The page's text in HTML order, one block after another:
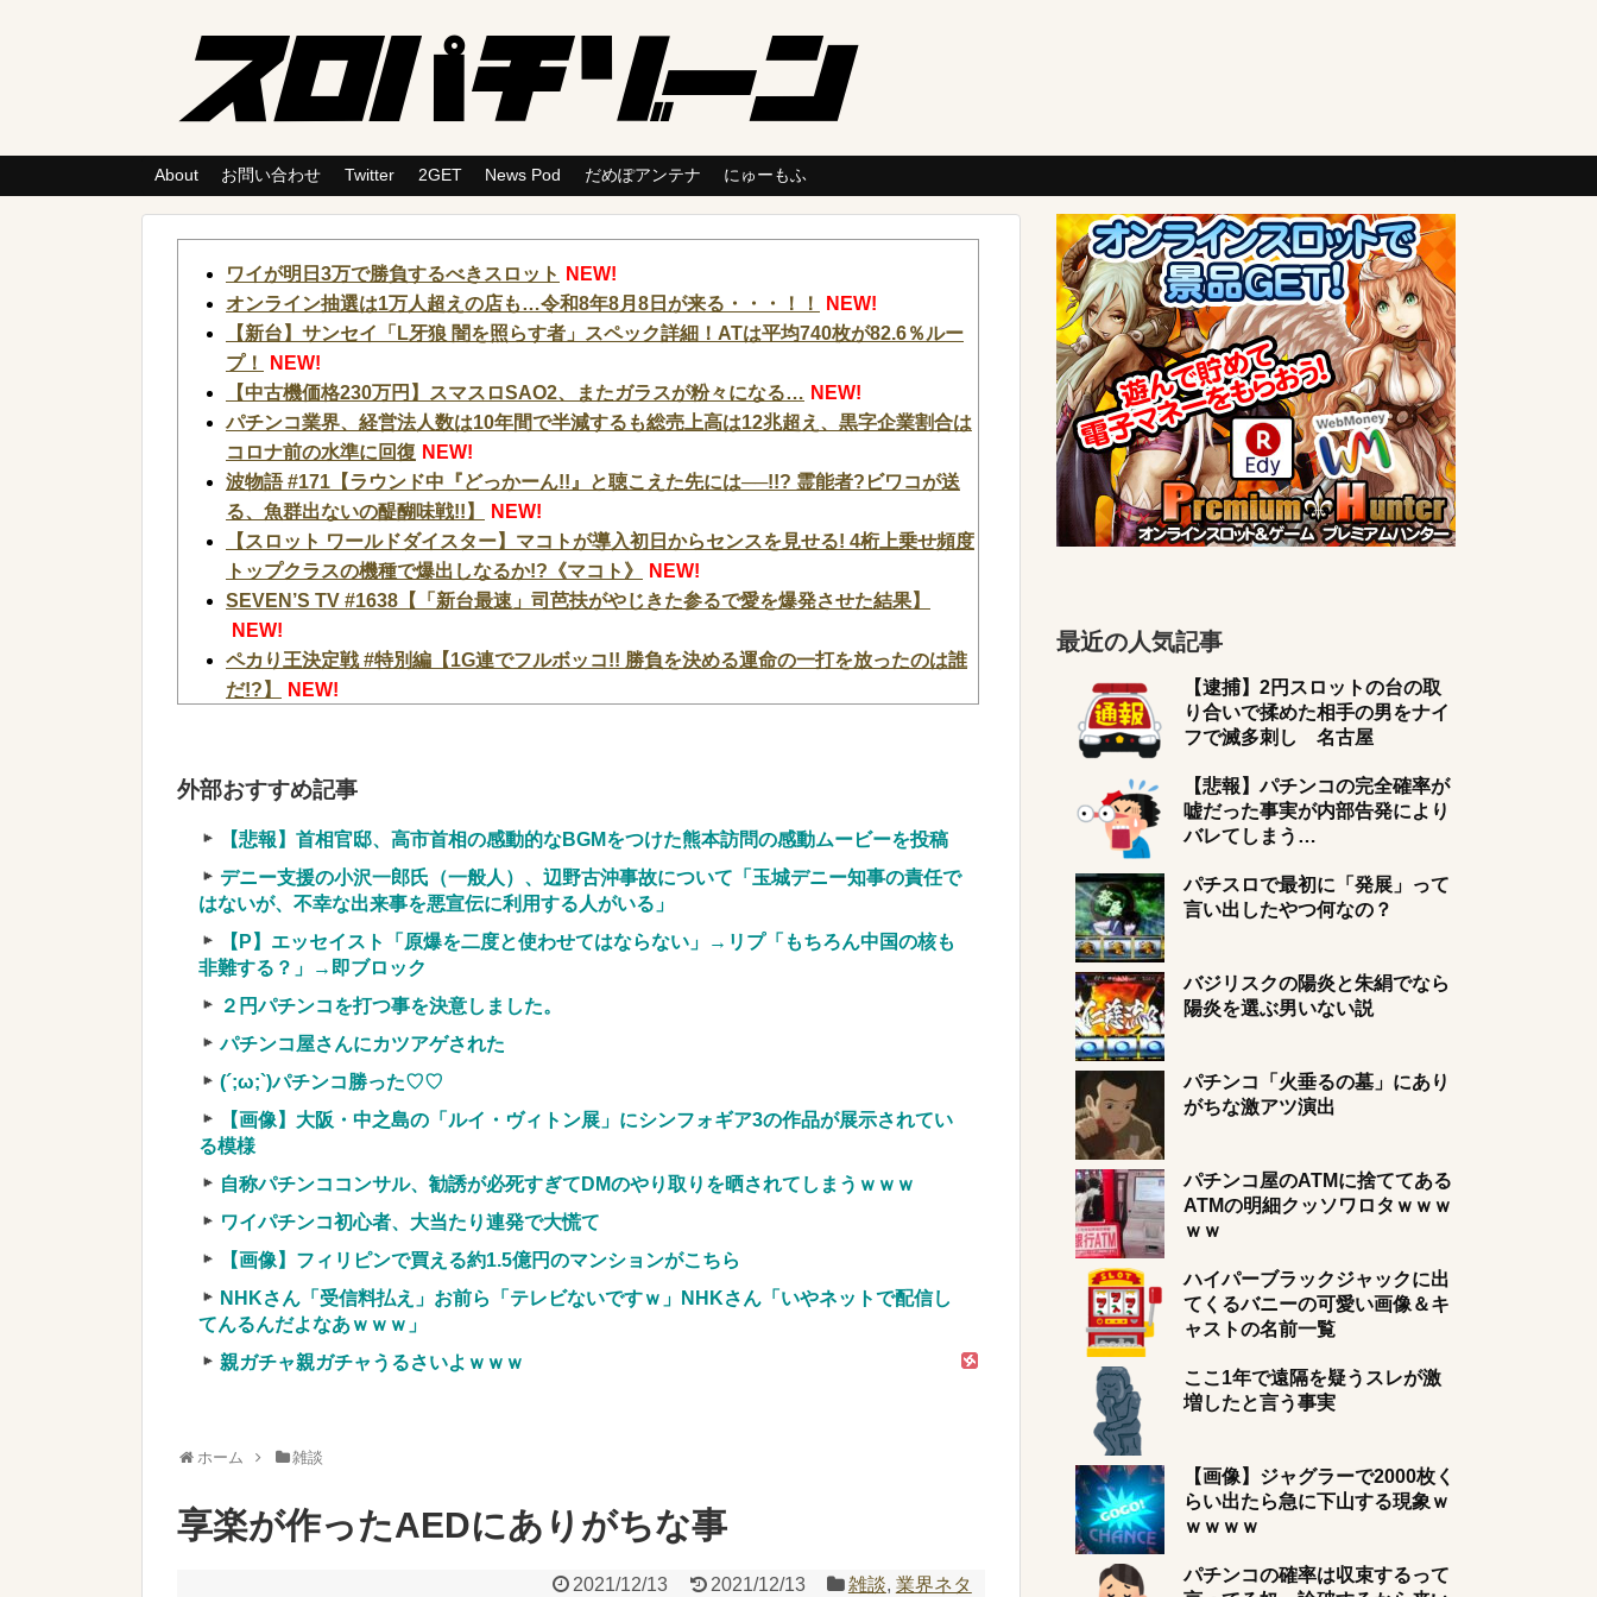
About お問い合わせ Twitter 2GET News Pod だめぽアンテナ にゅーもふ
ワイが明日3万で勝負するべきスロット
NEW!
オンライン抽選は1万人超えの店も…令和8年8月8日が来る・・・！！
NEW!
【新台】サンセイ「L牙狼 闇を照らす者」スペック詳細！ATは平均740枚が82.6％ルー
プ！
NEW!
【中古機価格230万円】スマスロSAO2、またガラスが粉々になる… NEW!
パチンコ業界、経営法人数は10年間で半減するも総売上高は12兆超え、黒字企業割合は
コロナ前の水準に回復 NEW!
波物語 #171【ラウンド中『どっかーん!!』と聴こえた先には──!!? 霊能者?ビワコが送
る、魚群出ないの醍醐味戦!!】
NEW!
【スロット ワールドダイスター】マコトが導入初日からセンスを見せる! 4桁上乗せ頻度
トップクラスの機種で爆出しなるか!?《マコト》
NEW!
SEVEN’S TV #1638【「新台最速」司芭扶がやじきた参るで愛を爆発させた結果】
NEW!
ペカり王決定戦 #特別編【1G連でフルボッコ!! 勝負を決める運命の一打を放ったのは誰
だ!?】
NEW!
【悲報】財務省「レジ都合で消費税を0％にできません！」 → X民「指定ゴミ袋を買っ
てレシート見たら消費税はゼロになるんだけど？」ｗｗｗｗｗｗｗｗ...
【韓国サッカー協会】外国人審判約10人に性的接待か 計1496回、約2億ウォン（約
2200万円）
NEW!
【悲報】食料自給率過去最低37%ｗｗｗｗｗｗｗ コメ消費減響く・・・
【驚愕】マチアプで会った外国人からまさかの『こう』言われたんやがこれワイ詰み
か？？？？？？？ NEW!
な？よな？w w w w w w w w w w w NEW!
【画像】愛知の半グレ、怖すぎる→御尊顔がこちら…
【画像】令和最新版の剛力彩芽、ワイらにブッ刺さりまくりと話題にw w w w w w w w
w w w w w
NEW!
実質確率という罠
【競馬・難解】6/30(水)第44回帝王賞(JpnI) Part6 みんなの予想
名機が生まれなかった悲しい枠
Powered by livedoor 相互RSS
外部おすすめ記事
【悲報】首相官邸、高市首相の感動的なBGMをつけた熊本訪問の感動ムービーを投稿
デニー支援の小沢一郎氏（一般人）、辺野古沖事故について「玉城デニー知事の責任で
はないが、不幸な出来事を悪宣伝に利用する人がいる」
【P】エッセイスト「原爆を二度と使わせてはならない」→リプ「もちろん中国の核も
非難する？」→即ブロック
２円パチンコを打つ事を決意しました。
パチンコ屋さんにカツアゲされた
(´;ω;`)パチンコ勝った♡♡
【画像】大阪・中之島の「ルイ・ヴィトン展」にシンフォギア3の作品が展示されてい
る模様
自称パチンココンサル、勧誘が必死すぎてDMのやり取りを晒されてしまうｗｗｗ
ワイパチンコ初心者、大当たり連発で大慌て
【画像】フィリピンで買える約1.5億円のマンションがこちら
NHKさん「受信料払え」お前ら「テレビないですｗ」NHKさん「いやネットで配信し
てんるんだよなあｗｗｗ」
親ガチャ親ガチャうるさいよｗｗｗ
ホーム 雑談
享楽が作ったAEDにありがちな事
2021/12/13 2021/12/13 雑談, 業界ネタ
最近の人気記事
【逮捕】2円スロットの台の取
り合いで揉めた相手の男をナイ
フで滅多刺し 名古屋
【悲報】パチンコの完全確率が
嘘だった事実が内部告発により
バレてしまう…
パチスロで最初に「発展」って
言い出したやつ何なの？
バジリスクの陽炎と朱絹でなら
陽炎を選ぶ男いない説
パチンコ「火垂るの墓」にあり
がちな激アツ演出
パチンコ屋のATMに捨ててある
ATMの明細クッソワロタｗｗｗ
ｗｗ
ハイパーブラックジャックに出
てくるバニーの可愛い画像＆キ
ャストの名前一覧
ここ1年で遠隔を疑うスレが激
増したと言う事実
【画像】ジャグラーで2000枚く
らい出たら急に下山する現象ｗ
ｗｗｗｗ
パチンコの確率は収束するって